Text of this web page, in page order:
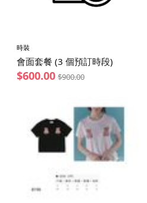
時裝
會面套餐 (3 個預訂時段)
$600.00 $900.00